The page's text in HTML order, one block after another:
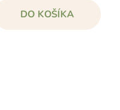
DO KOŠÍKA